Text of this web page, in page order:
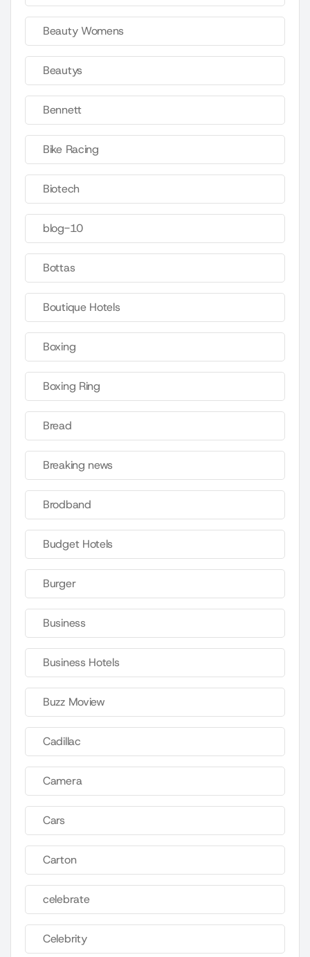
Beauty Womens
Beautys
Bennett
Bike Racing
Biotech
blog-10
Bottas
Boutique Hotels
Boxing
Boxing Ring
Bread
Breaking news
Brodband
Budget Hotels
Burger
Business
Business Hotels
Buzz Moview
Cadillac
Camera
Cars
Carton
celebrate
Celebrity